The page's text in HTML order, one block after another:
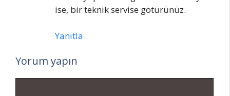
ise, bir teknik servise götürünüz.
Yanıtla
Yorum yapın